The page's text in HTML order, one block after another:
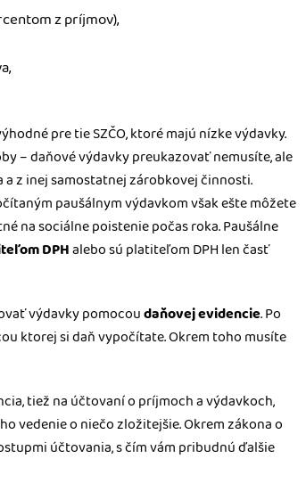
z príjmov),
pre tie SZČO, ktoré majú nízke výdavky.
– daňové výdavky preukazovať nemusíte, ale
z inej samostatnej zárobkovej činnosti.
paušálnym výdavkom však ešte môžete
na sociálne poistenie počas roka. Paušálne
DPHalebo sú platiteľom DPH len časť
výdavky pomocoudaňovej evidencie. Po
ktorej si daň vypočítate. Okrem toho musíte
tiež na účtovaní o príjmoch a výdavkoch,
vedenie o niečo zložitejšie. Okrem zákona o
účtovania, s čím vám pribudnú ďalšie